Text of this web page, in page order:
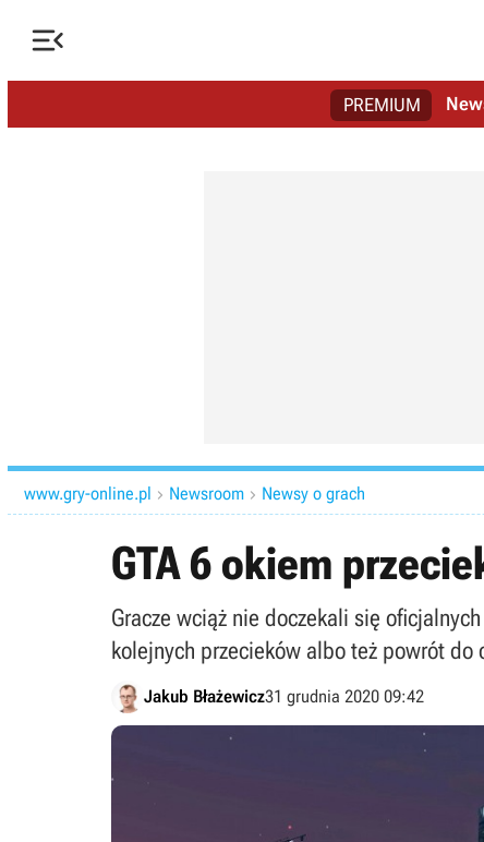

PREMIUM
www.gry-online.pl  Newsroom  Newsy o grach
GTA 6 okiem
Gracze wciąż nie doczekali się
kolejnych przecieków albo też powrót do
Jakub Błażewicz31 grudnia 2020 09:42